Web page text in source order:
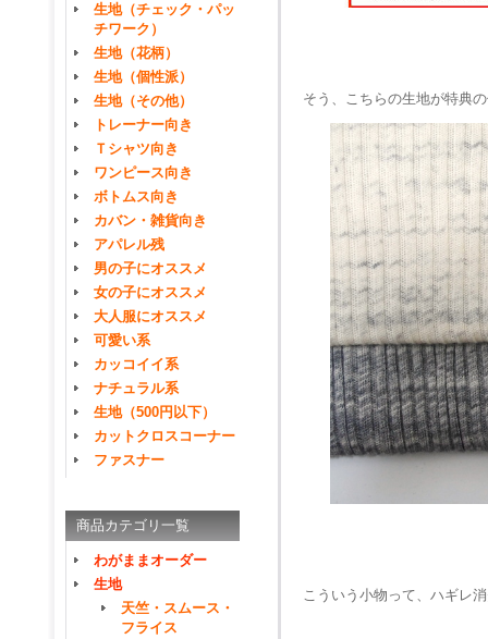
生地（チェック・パッ
チワーク）
生地（花柄）
生地（個性派）
生地（その他）
トレーナー向き
Ｔシャツ向き
ワンピース向き
ボトムス向き
カバン・雑貨向き
アパレル残
男の子にオススメ
女の子にオススメ
大人服にオススメ
可愛い系
カッコイイ系
ナチュラル系
生地（500円以下）
カットクロスコーナー
ファスナー
商品カテゴリ一覧
わがままオーダー
生地
天竺・スムース・
フライス
そう、こちらの生地が特典
こういう小物って、ハギレ